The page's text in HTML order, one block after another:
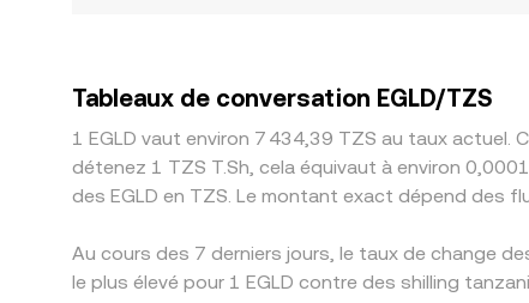
Tableaux de conversation EGLD/TZS
1 EGLD vaut environ 7 434,39 TZS au taux actuel.
détenez 1 TZS T.Sh, cela équivaut à environ
des EGLD en TZS. Le montant exact dépend des
Au cours des 7 derniers jours, le taux de change
le plus élevé pour 1 EGLD contre des shilling